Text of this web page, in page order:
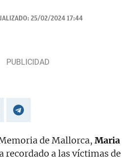
25/02/2024 17:44
de Mallorca, Maria
recordado a las víctimas de